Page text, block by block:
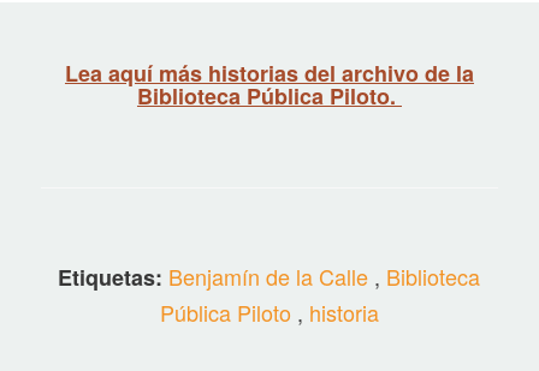
Lea aquí más historias del archivo de la
Biblioteca Pública Piloto.
Etiquetas: Benjamín de la Calle , Biblioteca
Pública Piloto , historia